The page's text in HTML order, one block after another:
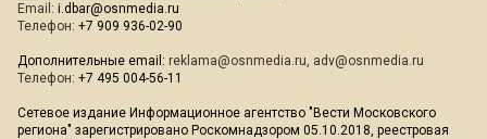
Email: i.dbar@osnmedia.ru
Телефон: +7 909 936-02-90
Дополнительные email: reklama@osnmedia.ru, adv@osnmedia.ru
Телефон: +7 495 004-56-11
Сетевое издание Информационное агентство "Вести Московского
региона" зарегистрировано Роскомнадзором 05.10.2018, реестровая